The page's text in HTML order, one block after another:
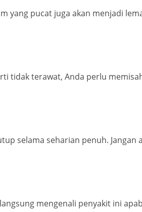
yang pucat juga akan menjadi
tidak terawat, Anda perlu
selama seharian penuh. Jangan
mengenali penyakit ini